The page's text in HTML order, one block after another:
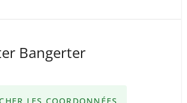
Bangerter
LES COORDONNÉES